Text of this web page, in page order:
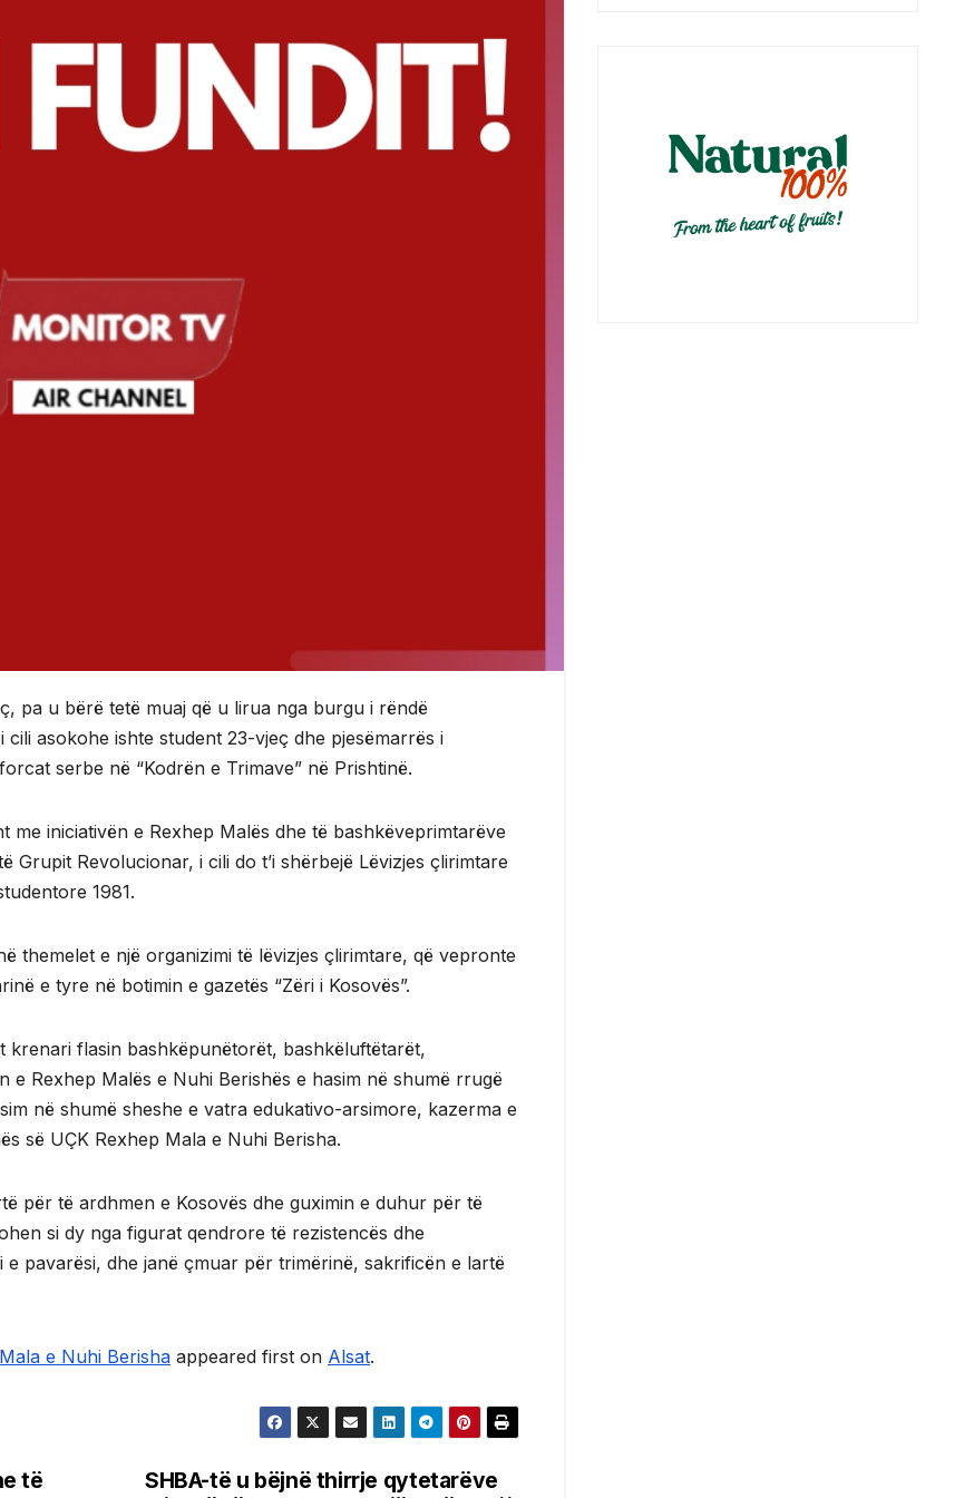
pa u bërë tetë muaj që u lirua nga burgu i rëndë
asokohe ishte student 23-vjeç dhe pjesëmarrës i
serbe në “Kodrën e Trimave” në Prishtinë.
me iniciativën e Rexhep Malës dhe të bashkëveprimtarëve
Revolucionar, i cili do t’i shërbejë Lëvizjes çlirimtare
1981.
themelet e një organizimi të lëvizjes çlirimtare, që vepronte
e tyre në botimin e gazetës “Zëri i Kosovës”.
flasin bashkëpunëtorët, bashkëluftëtarët,
Rexhep Malës e Nuhi Berishës e hasim në shumë rrugë
në shumë sheshe e vatra edukativo-arsimore, kazerma e
së UÇK Rexhep Mala e Nuhi Berisha.
për të ardhmen e Kosovës dhe guximin e duhur për të
si dy nga figurat qendrore të rezistencës dhe
pavarësi, dhe janë çmuar për trimërinë, sakrificën e lartë
e Nuhi Berisha appeared first on Alsat.
SHBA-të u bëjnë thirrje qytetarëve
të